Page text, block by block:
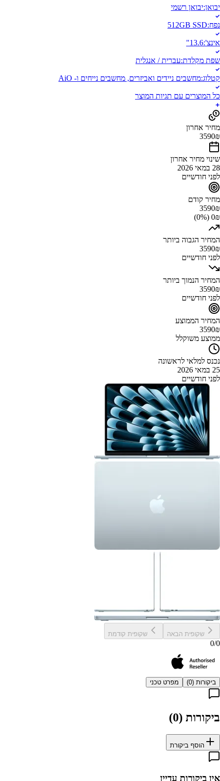
יבואן:יבואן רשמי
נפח:
512GB SSD
אינצ':
13.6"
שפת מקלדת:עברית / אנגלית
קטלוג:מחשבים ניידים ואביזרים, מחשבים נייחים ו- AiO
כל המוצרים עם תגיות המוצר
מחיר אחרון
3590₪
שינוי מחיר אחרון
28 במאי 2026
לפני חודשיים
מחיר קודם
3590₪
0₪ (0%)
המחיר הגבוה ביותר
3590₪
לפני חודשיים
המחיר הנמוך ביותר
3590₪
לפני חודשיים
המחיר הממוצע
3590₪
ממוצע משוקלל
נכנס למלאי לראשונה
25 במאי 2026
לפני חודשיים
שקופית הבאה שקופית קודמת
0/0
ביקורות (0
) מפרט טכני
ביקורות (0
)
הוסף ביקורת
אין ביקורות עדיין